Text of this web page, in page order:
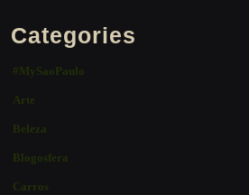
Categories
#MySaoPaulo
Arte
Beleza
Blogosfera
Carros